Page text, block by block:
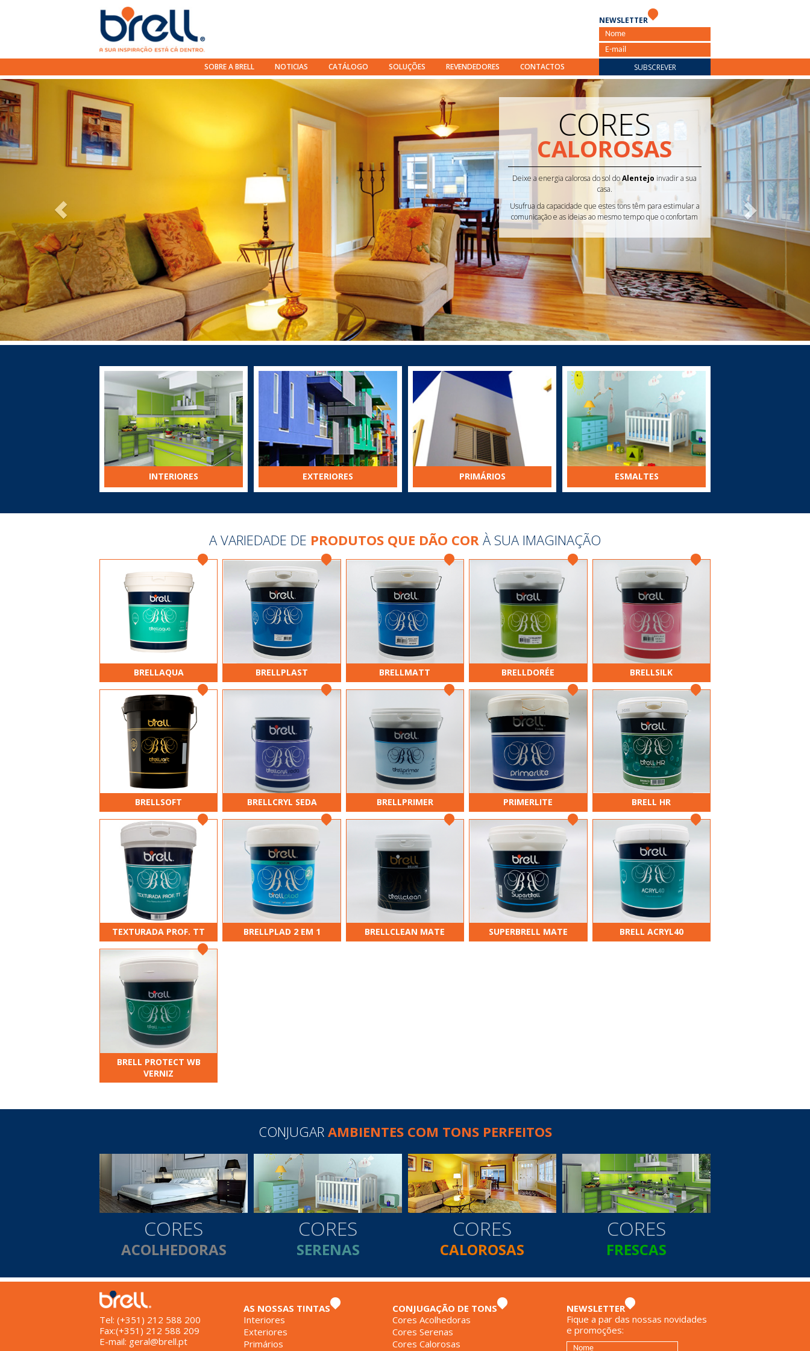
NEWSLETTER
SUBSCREVER
SOBRE A BRELL NOTICIAS CATÁLOGO SOLUÇÕES REVENDEDORES CONTACTOS
CORES
ACOLHEDORAS
Abra as portas de sua casa ao aconchego deLisboa.
Esta paleta de cores neutras é essencial para criarum
espaço sofisticado, amplo e acolhedor
Anterior Seguinte
INTERIORES EXTERIORES PRIMÁRIOS ESMALTES
A VARIEDADE DE PRODUTOS QUE DÃO COR À SUA IMAGINAÇÃO
BRELLAQUA BRELLPLAST BRELLMATT BRELLDORÉE BRELLSILK
BRELLSOFT BRELLCRYL SEDA BRELLPRIMER PRIMERLITE BRELL HR
TEXTURADA PROF. TT BRELLPLAD 2 EM 1 BRELLCLEAN MATE SUPERBRELL MATE BRELL ACRYL40
BRELL PROTECT WB
VERNIZ
CONJUGAR AMBIENTES COM TONS PERFEITOS
CORES
ACOLHEDORAS
CORES
SERENAS
CORES
CALOROSAS
CORES
FRESCAS
Tel: (+351) 212 588 200
Fax:(+351) 212 588 209
E-mail: geral@brell.pt
AS NOSSAS TINTAS
Interiores
Exteriores
Primários
CONJUGAÇÃO DE TONS
Cores Acolhedoras
Cores Serenas
Cores Calorosas
NEWSLETTER
Fique a par das nossas novidades
e promoções: